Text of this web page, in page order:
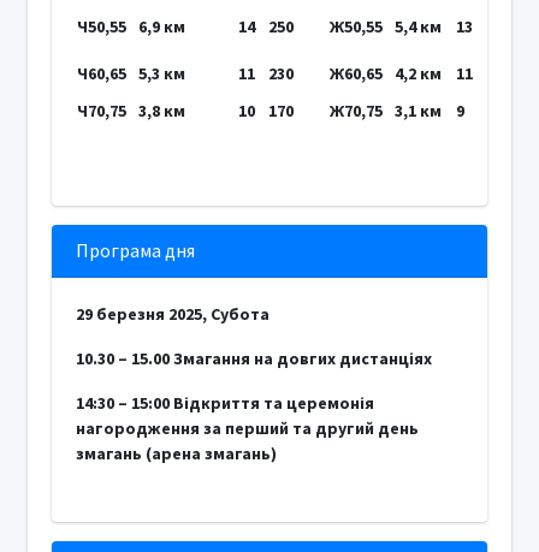
Ч50,55 6,9 км 14 250 Ж50,55 5,4 км 13
Ч60,65 5,3 км 11 230 Ж60,65 4,2 км
11
Ч70,75 3,8 км 10 170 Ж70,75 3,1 км 9
Програма дня
29 березня 2025, Субота
10.30 – 15.00 Змагання на довгих дистанціях
14:30 – 15:00 Відкриття та церемонія
нагородження за перший та другий день
змагань (арена змагань)